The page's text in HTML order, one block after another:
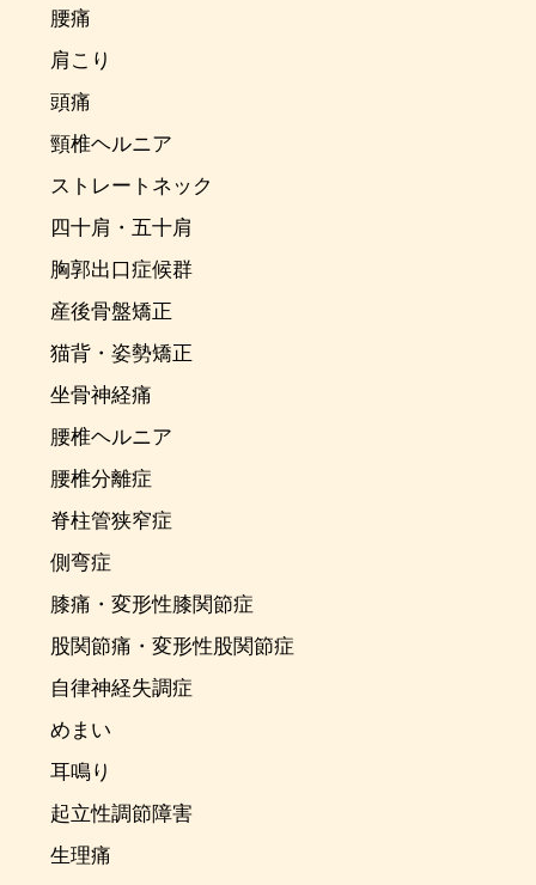
腰痛
肩こり
頭痛
頸椎ヘルニア
ストレートネック
四十肩・五十肩
胸郭出口症候群
産後骨盤矯正
猫背・姿勢矯正
坐骨神経痛
腰椎ヘルニア
腰椎分離症
脊柱管狭窄症
側弯症
膝痛・変形性膝関節症
股関節痛・変形性股関節症
自律神経失調症
めまい
耳鳴り
起立性調節障害
生理痛